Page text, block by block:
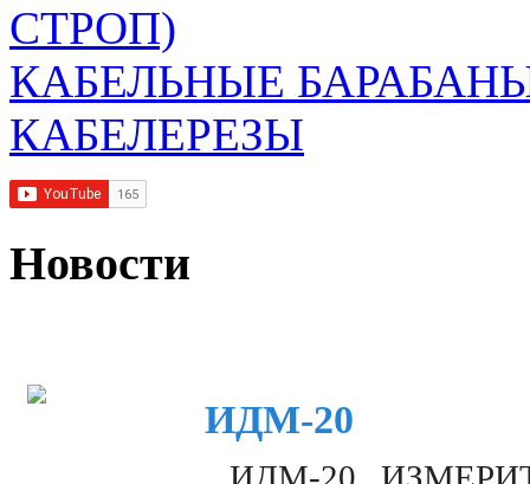
СТРОП)
КАБЕЛЬНЫЕ
КАБЕЛЕРЕЗЫ
Новости
ИДМ-20